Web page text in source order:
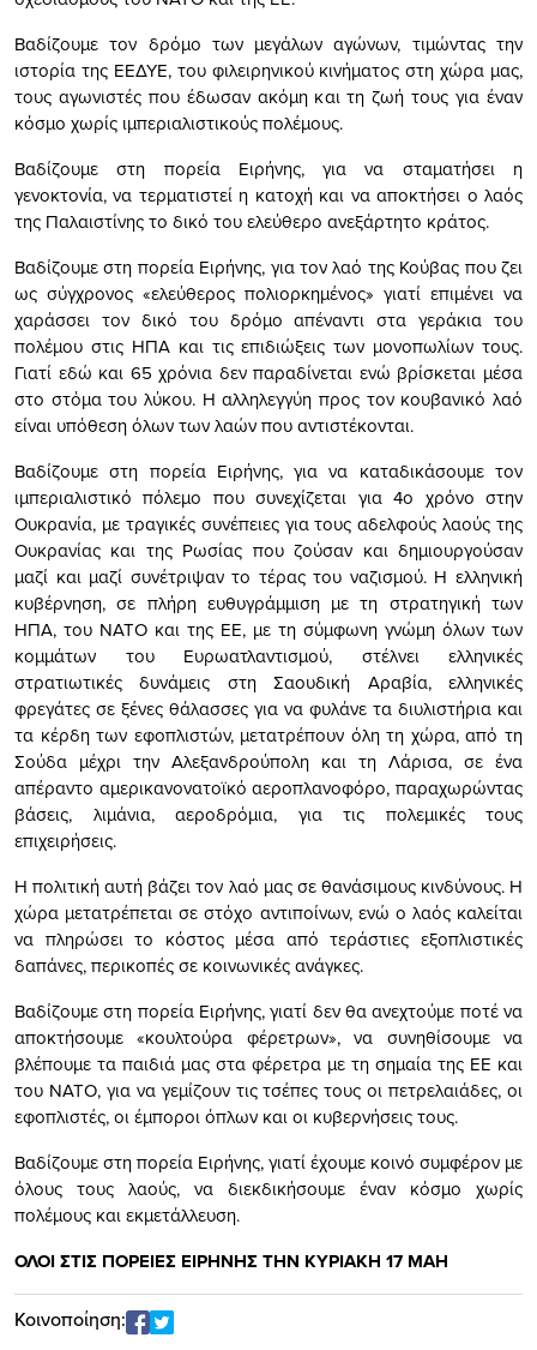
Βαδίζουμε τον δρόμο των μεγάλων αγώνων, τιμώντας την
ιστορία της ΕΕΔΥΕ, του φιλειρηνικού κινήματος στη χώρα μας,
τους αγωνιστές που έδωσαν ακόμη και τη ζωή τους για έναν
κόσμο χωρίς ιμπεριαλιστικούς πολέμους.
Βαδίζουμε στη πορεία Ειρήνης, για να σταματήσει η
γενοκτονία, να τερματιστεί η κατοχή και να αποκτήσει ο λαός
της Παλαιστίνης το δικό του ελεύθερο ανεξάρτητο κράτος.
Βαδίζουμε στη πορεία Ειρήνης, για τον λαό της Κούβας που ζει
ως σύγχρονος «ελεύθερος πολιορκημένος» γιατί επιμένει να
χαράσσει τον δικό του δρόμο απέναντι στα γεράκια του
πολέμου στις ΗΠΑ και τις επιδιώξεις των μονοπωλίων τους.
Γιατί εδώ και 65 χρόνια δεν παραδίνεται ενώ βρίσκεται μέσα
στο στόμα του λύκου. Η αλληλεγγύη προς τον κουβανικό λαό
είναι υπόθεση όλων των λαών που αντιστέκονται.
Βαδίζουμε στη πορεία Ειρήνης, για να καταδικάσουμε τον
ιμπεριαλιστικό πόλεμο που συνεχίζεται για 4ο χρόνο στην
Ουκρανία, με τραγικές συνέπειες για τους αδελφούς λαούς της
Ουκρανίας και της Ρωσίας που ζούσαν και δημιουργούσαν
μαζί και μαζί συνέτριψαν το τέρας του ναζισμού. Η ελληνική
κυβέρνηση, σε πλήρη ευθυγράμμιση με τη στρατηγική των
ΗΠΑ, του ΝΑΤΟ και της ΕΕ, με τη σύμφωνη γνώμη όλων των
κομμάτων του Ευρωατλαντισμού, στέλνει ελληνικές
στρατιωτικές δυνάμεις στη Σαουδική Αραβία, ελληνικές
φρεγάτες σε ξένες θάλασσες για να φυλάνε τα διυλιστήρια και
τα κέρδη των εφοπλιστών, μετατρέπουν όλη τη χώρα, από τη
Σούδα μέχρι την Αλεξανδρούπολη και τη Λάρισα, σε ένα
απέραντο αμερικανονατοϊκό αεροπλανοφόρο, παραχωρώντας
βάσεις, λιμάνια, αεροδρόμια, για τις πολεμικές τους
επιχειρήσεις.
Η πολιτική αυτή βάζει τον λαό μας σε θανάσιμους κινδύνους. Η
χώρα μετατρέπεται σε στόχο αντιποίνων, ενώ ο λαός καλείται
να πληρώσει το κόστος μέσα από τεράστιες εξοπλιστικές
δαπάνες, περικοπές σε κοινωνικές ανάγκες.
Βαδίζουμε στη πορεία Ειρήνης, γιατί δεν θα ανεχτούμε ποτέ να
αποκτήσουμε «κουλτούρα φέρετρων», να συνηθίσουμε να
βλέπουμε τα παιδιά μας στα φέρετρα με τη σημαία της ΕΕ και
του ΝΑΤΟ, για να γεμίζουν τις τσέπες τους οι πετρελαιάδες, οι
εφοπλιστές, οι έμποροι όπλων και οι κυβερνήσεις τους.
Βαδίζουμε στη πορεία Ειρήνης, γιατί έχουμε κοινό συμφέρον με
όλους τους λαούς, να διεκδικήσουμε έναν κόσμο χωρίς
πολέμους και εκμετάλλευση.
ΟΛΟΙ ΣΤΙΣ ΠΟΡΕΙΕΣ ΕΙΡΗΝΗΣ ΤΗΝ ΚΥΡΙΑΚΗ 17 ΜΑΗ
Κοινοποίηση: